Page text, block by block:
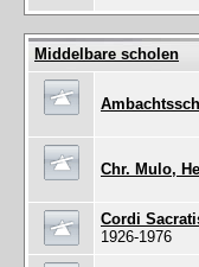
Middelbare scholen
Chr. Mulo,
Cordi
1926-1976